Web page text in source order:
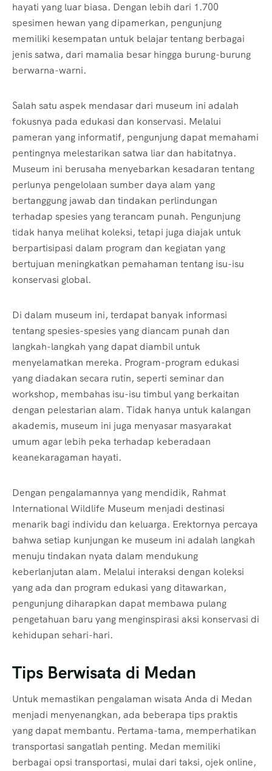
hayati yang luar biasa. Dengan lebih dari 1.700
spesimen hewan yang dipamerkan, pengunjung
memiliki kesempatan untuk belajar tentang berbagai
jenis satwa, dari mamalia besar hingga burung-burung
berwarna-warni.
Salah satu aspek mendasar dari museum ini adalah
fokusnya pada edukasi dan konservasi. Melalui
pameran yang informatif, pengunjung dapat memahami
pentingnya melestarikan satwa liar dan habitatnya.
Museum ini berusaha menyebarkan kesadaran tentang
perlunya pengelolaan sumber daya alam yang
bertanggung jawab dan tindakan perlindungan
terhadap spesies yang terancam punah. Pengunjung
tidak hanya melihat koleksi, tetapi juga diajak untuk
berpartisipasi dalam program dan kegiatan yang
bertujuan meningkatkan pemahaman tentang isu-isu
konservasi global.
Di dalam museum ini, terdapat banyak informasi
tentang spesies-spesies yang diancam punah dan
langkah-langkah yang dapat diambil untuk
menyelamatkan mereka. Program-program edukasi
yang diadakan secara rutin, seperti seminar dan
workshop, membahas isu-isu timbul yang berkaitan
dengan pelestarian alam. Tidak hanya untuk kalangan
akademis, museum ini juga menyasar masyarakat
umum agar lebih peka terhadap keberadaan
keanekaragaman hayati.
Dengan pengalamannya yang mendidik, Rahmat
International Wildlife Museum menjadi destinasi
menarik bagi individu dan keluarga. Erektornya percaya
bahwa setiap kunjungan ke museum ini adalah langkah
menuju tindakan nyata dalam mendukung
keberlanjutan alam. Melalui interaksi dengan koleksi
yang ada dan program edukasi yang ditawarkan,
pengunjung diharapkan dapat membawa pulang
pengetahuan baru yang menginspirasi aksi konservasi di
kehidupan sehari-hari.
Tips Berwisata di Medan
Untuk memastikan pengalaman wisata Anda di Medan
menjadi menyenangkan, ada beberapa tips praktis
yang dapat membantu. Pertama-tama, memperhatikan
transportasi sangatlah penting. Medan memiliki
berbagai opsi transportasi, mulai dari taksi, ojek online,